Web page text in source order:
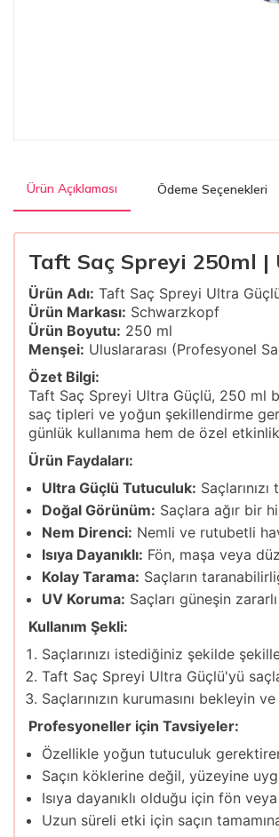
Ürün Açıklaması Ödeme Seçenekleri
Taft Saç Spreyi 250ml |
Ürün Adı: Taft Saç Spreyi Ultra
Ürün Markası: Schwarzkopf
Ürün Boyutu: 250 ml
Menşei: Uluslararası (Profesyonel
Özet Bilgi:
Taft Saç Spreyi Ultra Güçlü, 250 ml
saç tipleri ve yoğun şekillendirme
günlük kullanıma hem de özel
Ürün Faydaları:
Ultra Güçlü Tutuculuk:
Doğal Görünüm: Saçlara ağır bir
Nem Direnci: Nemli ve rutubetli
Isıya Dayanıklı: Fön, maşa veya
Kolay Tarama: Saçların
UV Koruma: Saçları güneşin zararlı
Kullanım Şekli:
Saçlarınızı istediğiniz şekilde
Taft Saç Spreyi Ultra Güçlü'yü
Saçlarınızın kurumasını
Profesyoneller için Tavsiyeler:
Özellikle yoğun tutuculuk
Saçın köklerine değil, yüzeyine
Isıya dayanıklı olduğu için fön
Uzun süreli etki için saçın